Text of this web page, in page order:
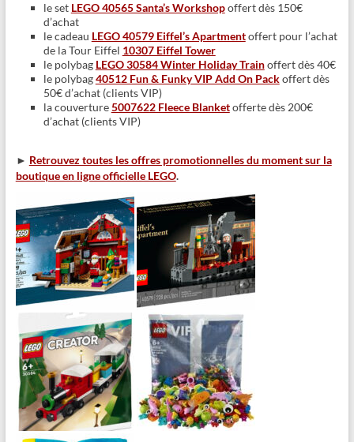
le set LEGO 40565 Santa’s Workshopoffert dès 150€
d’achat
le cadeau LEGO 40579 Eiffel’s Apartmentoffert pour l’achat
de la Tour Eiffel 10307 Eiffel Tower
le polybag LEGO 30584 Winter Holiday Trainoffert dès 40€
le polybag40512 Fun & Funky VIP Add On Packoffert dès
50€ d’achat (clients VIP)
la couverture5007622 Fleece Blanketofferte dès 200€
d’achat (clients VIP)
► Retrouvez toutes les offres promotionnelles du moment sur la
boutique en ligne officielle LEGO.